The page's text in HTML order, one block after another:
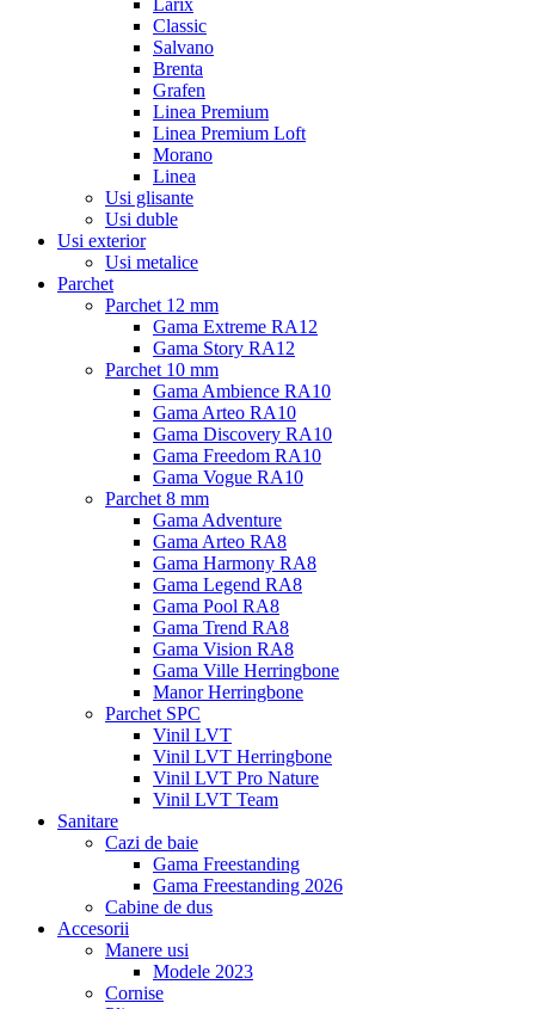
Larix
Classic
Salvano
Brenta
Grafen
Linea Premium
Linea Premium Loft
Morano
Linea
Usi glisante
Usi duble
Usi exterior
Usi metalice
Parchet
Parchet 12 mm
Gama Extreme RA12
Gama Story RA12
Parchet 10 mm
Gama Ambience RA10
Gama Arteo RA10
Gama Discovery RA10
Gama Freedom RA10
Gama Vogue RA10
Parchet 8 mm
Gama Adventure
Gama Arteo RA8
Gama Harmony RA8
Gama Legend RA8
Gama Pool RA8
Gama Trend RA8
Gama Vision RA8
Gama Ville Herringbone
Manor Herringbone
Parchet SPC
Vinil LVT
Vinil LVT Herringbone
Vinil LVT Pro Nature
Vinil LVT Team
Sanitare
Cazi de baie
Gama Freestanding
Gama Freestanding 2026
Cabine de dus
Accesorii
Manere usi
Modele 2023
Cornise